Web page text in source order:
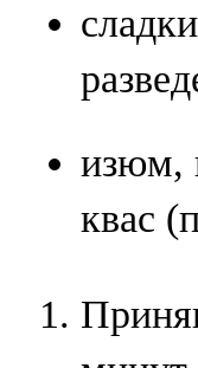
изюм,
квас